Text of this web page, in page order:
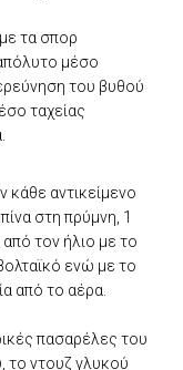
τα σπορ
μέσο
του βυθού
ταχείας
αντικείμενο
στη πρύμνη, 1
τον ήλιο με το
ενώ με το
από το αέρα.
πασαρέλες του
το ντουζ γλυκού